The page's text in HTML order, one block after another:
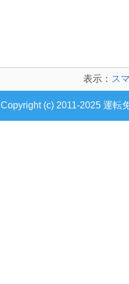
表示： ス
Copyright (c) 2011-2025 運